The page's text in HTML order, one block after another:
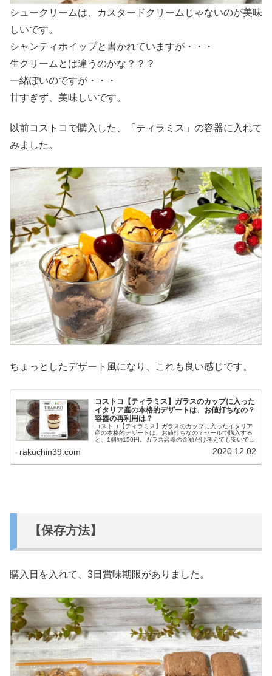
シュークリームは、カスタードクリームじゃないのが美味
しいです。
シャンティホイップと書かれていますが・・・
生クリームとは違うのかな？？？
一緒ぽいのですが・・・
甘すぎず、美味しいです。
以前コストコで購入した、「ティラミス」の容器に入れて
みました。
ちょっとしたデザート風になり、これも良い感じです。
コストコ【ティラミス】ガラスのカップに入った
イタリア産の本格的デザートは、お値打ちなの？
容器の再利用は？
コストコ【ティラミス】ガラスのカップに入ったイタリア
産の本格的デザートは、お値打ちなの？セールで購入する
と、1個約150円。ガラス容器の金額だけ考えても安いです
rakuchin39.com 2020.12.02
【保存方法】
購入日を入れて、3日賞味期限がありました。